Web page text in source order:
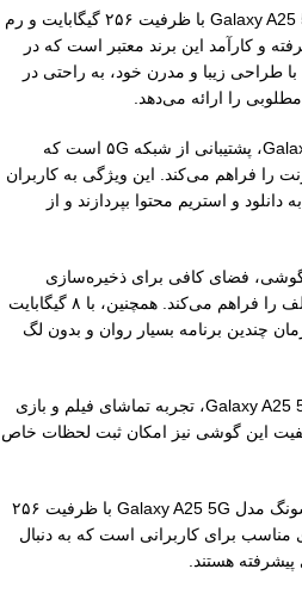
گوشی موبایل سامسونگ مدل Galaxy A25 5G با ظرفیت ۲۵۶ گیگابایت و رم
و کارآمد این برند معتبر است که در
طراحی زیبا و مدرن خود، به راحتی در
را ارائه می‌دهد.
یکی از ویژگی‌های بارز Galaxy A25 5G، پشتیبانی از شبکه ۵G است که
را فراهم می‌کند. این ویژگی به کاربران
و استریم محتوا بپردازند و از
این گوشی، فضای کافی برای ذخیره‌سازی
عکس‌ها، ویدیوها و برنامه‌های مختلف را فراهم می‌کند. همچنین، با ۸ گیگابایت
چندین برنامه بسیار روان و بدون لگ
صفحه نمایش بزرگ و با کیفیت Galaxy A25 5G، تجربه تماشای فیلم و بازی
این گوشی نیز امکان ثبت لحظات خاص
به طور کلی، گوشی موبایل سامسونگ مدل Galaxy A25 5G با ظرفیت ۲۵۶
گزینه‌ای مناسب برای کاربرانی است که به دنبال
هستند.